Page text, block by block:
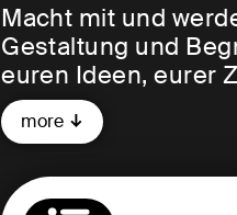
Macht mit und
Gestaltung und
euren Ideen, eurer
offenes und
freiem Himmel.
Nach dem
more